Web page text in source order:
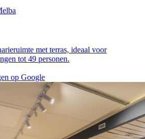
met terras, ideaal voor
tot 49 personen.
op Google